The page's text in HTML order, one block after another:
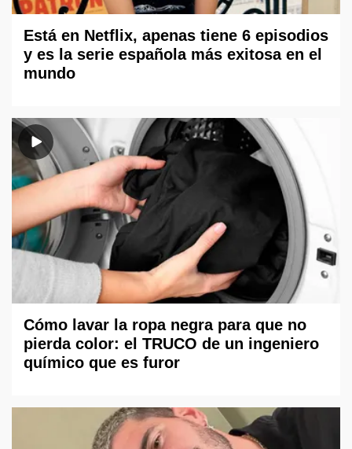
Está en Netflix, apenas tiene 6 episodios
y es la serie española más exitosa en el
mundo
Cómo lavar la ropa negra para que no
pierda color: el TRUCO de un ingeniero
químico que es furor